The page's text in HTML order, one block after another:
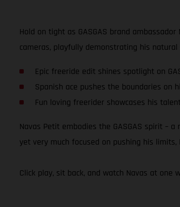
Hold on tight as GASGAS brand
cameras, playfully demonstrating his
Epic freeride edit shines spotlight on
Spanish ace pushes the boundaries on
Fun loving freerider showcases his
Navas Petit embodies the GASGAS spirit
yet very much focused on pushing his
Click play, sit back, and watch Navas at one